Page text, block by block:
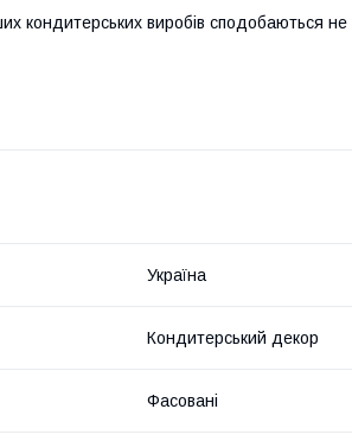
кондитерських виробів сподобаються
Україна
Кондитерський декор
Фасовані